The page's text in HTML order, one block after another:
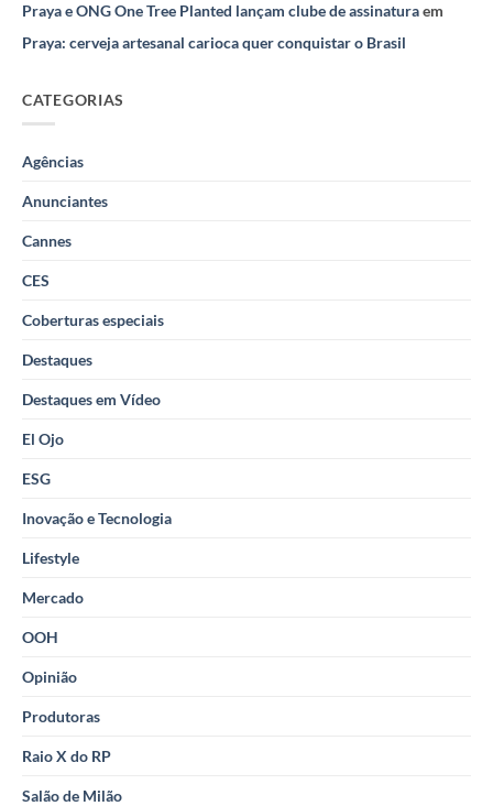
Praya e ONG One Tree Planted lançam clube de assinaturaem
Praya: cerveja artesanal carioca quer conquistar o Brasil
CATEGORIAS
Agências
Anunciantes
Cannes
CES
Coberturas especiais
Destaques
Destaques em Vídeo
El Ojo
ESG
Inovação e Tecnologia
Lifestyle
Mercado
OOH
Opinião
Produtoras
Raio X do RP
Salão de Milão